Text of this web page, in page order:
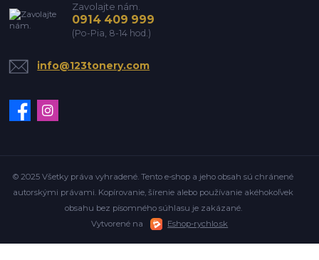
Zavolajte nám.
0914 409 999
(Po-Pia, 8-14 hod.)
info@123tonery.com
© 2025 Všetky práva vyhradené. Tento e-shop a jeho obsah sú chránené
autorskými právami. Kopírovanie, šírenie alebo používanie akéhokoľvek
obsahu bez písomného súhlasu je zakázané.
Vytvorené na
Eshop-rychlo.sk